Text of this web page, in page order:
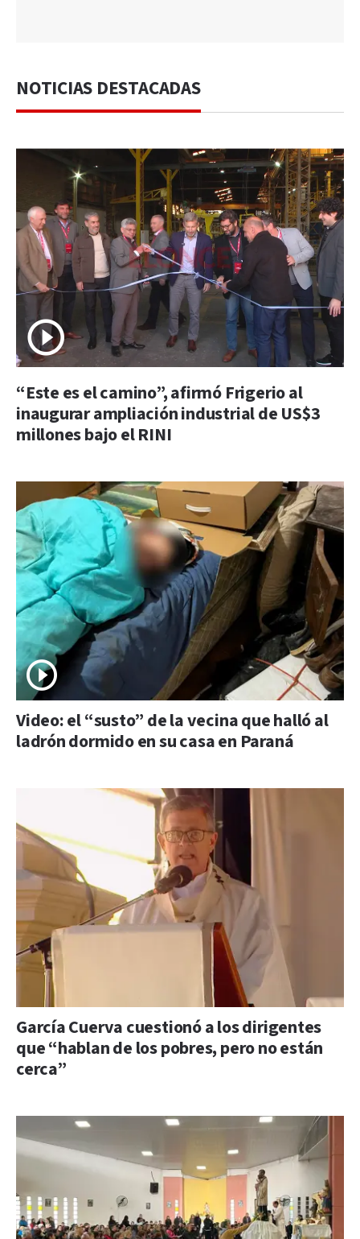
NOTICIAS DESTACADAS
“Este es el camino”, afirmó Frigerio al
inaugurar ampliación industrial de US$3
millones bajo el RINI
Video: el “susto” de la vecina que halló al
ladrón dormido en su casa en Paraná
García Cuerva cuestionó a los dirigentes
que “hablan de los pobres, pero no están
cerca”